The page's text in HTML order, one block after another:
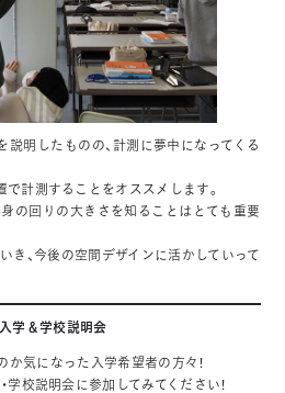
明したものの、計測に夢中になってくる
計測することをオススメします。
身の回りの大きさを知ることはとても重要
き、今後の空間デザインに活かしていって
学＆学校説明会
か気になった入学希望者の方々！
学校説明会に参加してみてください！